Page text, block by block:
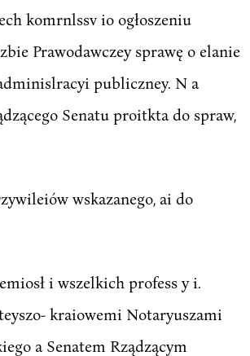
komrnlssv io ogłoszeniu
Prawodawczey sprawę o elanie
publiczney. N a
Senatu proitkta do spraw,
wskazanego, ai do
i wszelkich profess y i.
kraiowemi Notaryuszami
a Senatem Rządzącym